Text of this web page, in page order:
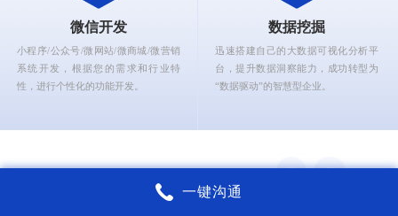
微信开发
小程序/公众号/微网站/微商城/微营销
系统开发，根据您的需求和行业特
性，进行个性化的功能开发。
数据挖掘
迅速搭建自己的大数据可视化分析平
台，提升数据洞察能力，成功转型为
“数据驱动”的智慧型企业。
锐智互动核心能力
一键沟通